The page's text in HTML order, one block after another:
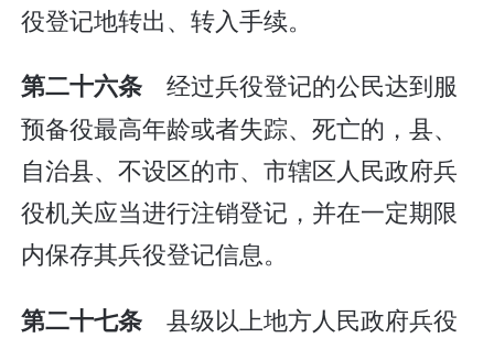
役登记地转出、转入手续。
第二十六条经过兵役登记的公民达到服
预备役最高年龄或者失踪、死亡的，县、
自治县、不设区的市、市辖区人民政府兵
役机关应当进行注销登记，并在一定期限
内保存其兵役登记信息。
第二十七条县级以上地方人民政府兵役